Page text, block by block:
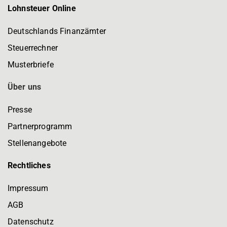
Lohnsteuer Online
Deutschlands Finanzämter
Steuerrechner
Musterbriefe
Über uns
Presse
Partnerprogramm
Stellenangebote
Rechtliches
Impressum
AGB
Datenschutz